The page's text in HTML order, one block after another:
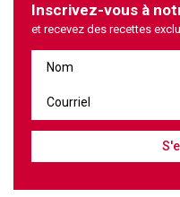
Inscrivez-vous à
et recevez des recettes